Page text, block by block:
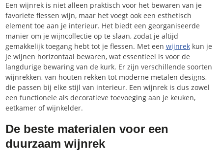
Een wijnrek is niet alleen praktisch voor het bewaren van je
favoriete flessen wijn, maar het voegt ook een esthetisch
element toe aan je interieur. Het biedt een georganiseerde
manier om je wijncollectie op te slaan, zodat je altijd
gemakkelijk toegang hebt tot je flessen. Met een wijnrekkun je
je wijnen horizontaal bewaren, wat essentieel is voor de
langdurige bewaring van de kurk. Er zijn verschillende soorten
wijnrekken, van houten rekken tot moderne metalen designs,
die passen bij elke stijl van interieur. Een wijnrek is dus zowel
een functionele als decoratieve toevoeging aan je keuken,
eetkamer of wijnkelder.
De beste materialen voor een
duurzaam wijnrek